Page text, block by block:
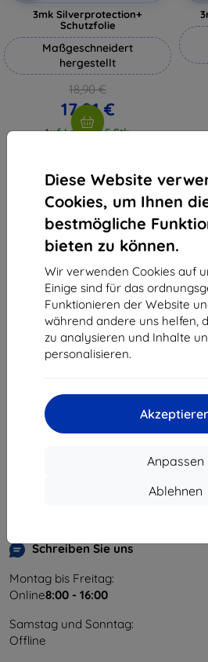
Diese Website
Cookies, um Ihnen
bestmögliche
bieten zu können.
Wir verwenden Cookies auf
Einige sind für das
Funktionieren der Website
während andere uns helfen,
zu analysieren und Inhalte
personalisieren.
Anpassen
Ablehnen
3mk Silverprotection+
Schutzfolie
Maßgeschneidert
hergestellt
18,90 €
17,01 €
Auf Lager > 5 Stk.
vom ganzen
Shield-Sk s.r.o.
Unternehmens-ID:
46701494
USt-IdNr.:SK2023549671
Schreiben Sie uns
Montag bis Freitag:
Online8:00 - 16:00
Samstag und Sonntag:
Offline